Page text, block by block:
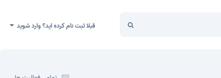
قبلا ثبت نام کرده اید؟ وارد شوید